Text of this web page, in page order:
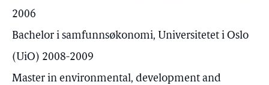
2006
Bachelor i samfunnsøkonomi, Universitetet i Oslo
(UiO) 2008-2009
Master in environmental, development and